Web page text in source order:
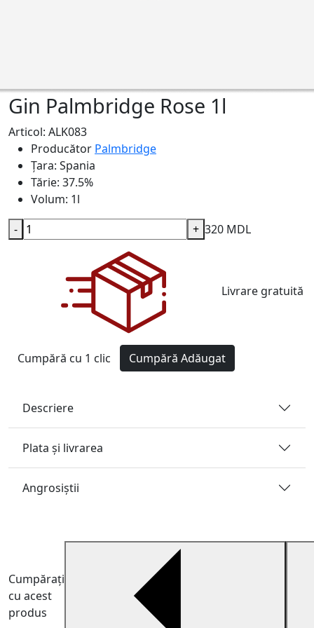
Gin Palmbridge Rose 1l
Articol: ALK083
Producător Palmbridge
Țara: Spania
Tărie: 37.5%
Volum: 1l
320 MDL
- +
Livrare gratuită
Cumpără cu 1 clic Cumpără Adăugat
Descriere
Plata și livrarea
Angrosiştii
Cumpărați
cu acest
produs